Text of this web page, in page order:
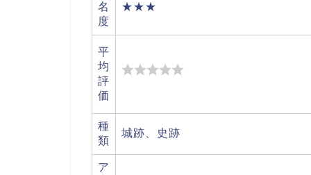
名
度
★★★
平
均
評
価
種
類
城跡、史跡
ア